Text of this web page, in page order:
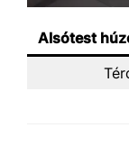
Alsótest